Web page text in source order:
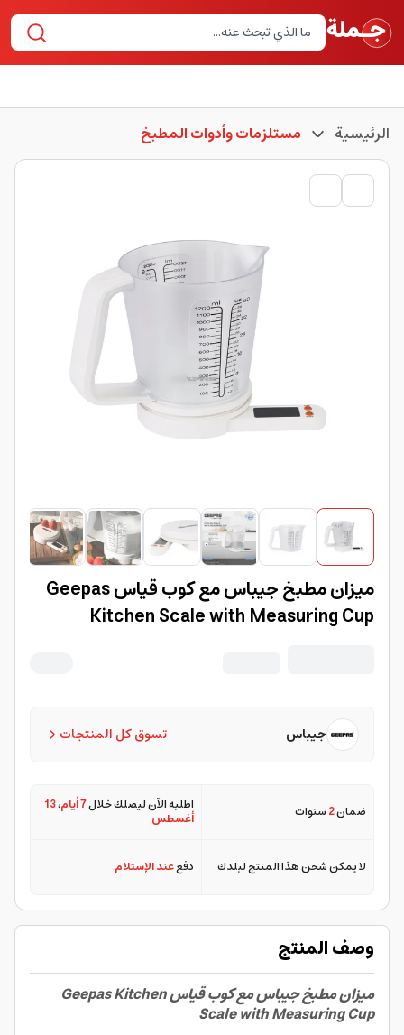
الرئيسية مستلزمات وأدوات المطبخ
ميزان مطبخ جيباس مع كوب قياس Geepas
Kitchen Scale with Measuring Cup
تسوق كل المنتجات جيباس
ضمان2سنوات اطلبه الآن ليصلك خلال7 أيام ،13
أغسطس
لا يمكن شحن هذا المنتج لبلدك دفععند الإستلام
وصف المنتج
ميزان مطبخ جيباس مع كوب قياس Geepas Kitchen
Scale with Measuring Cup